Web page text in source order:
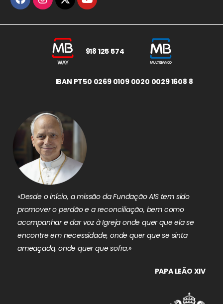
918 125 574
IBAN PT50 0269 0109 0020 0029 1608 8
«Desde o início, a missão da Fundação AIS tem sido
promover o perdão e a reconciliação, bem como
acompanhar e dar voz à Igreja onde quer que ela se
encontre em necessidade, onde quer que se sinta
ameaçada, onde quer que sofra.»
PAPA LEÃO XIV